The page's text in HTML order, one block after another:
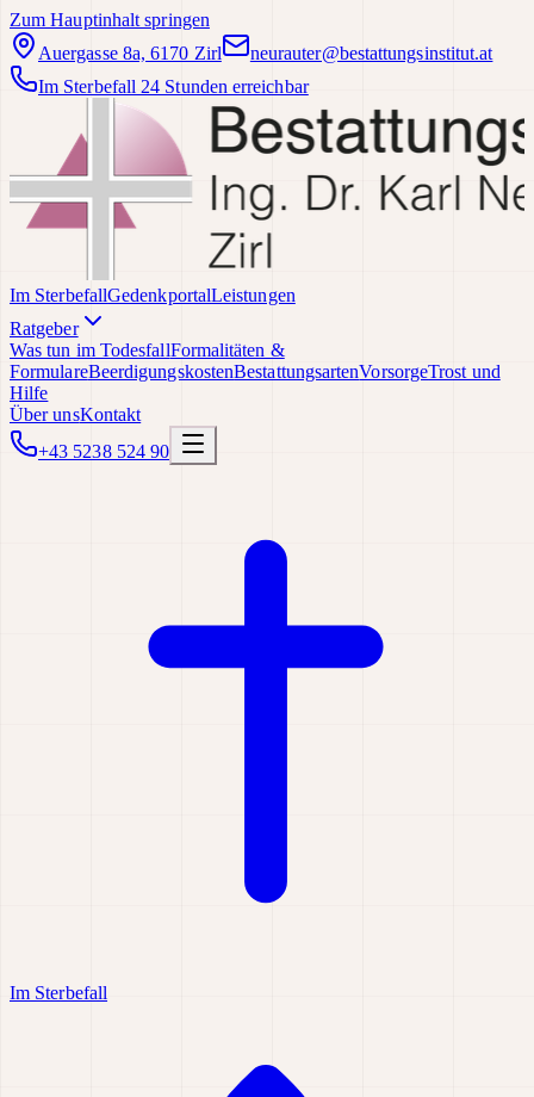
Zum Hauptinhalt springen
Auergasse 8a, 6170 Zirl
neurauter@bestattungsinstitut.at
Im Sterbefall 24 Stunden erreichbar
Im SterbefallGedenkportalLeistungen
Ratgeber
Was tun im TodesfallFormalitäten &
FormulareBeerdigungskostenBestattungsartenVorsorgeTrost und
Hilfe
Über unsKontakt
+43 5238 524 90
Im Sterbefall